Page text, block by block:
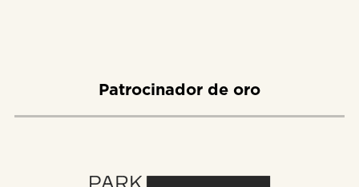
Patrocinador de oro